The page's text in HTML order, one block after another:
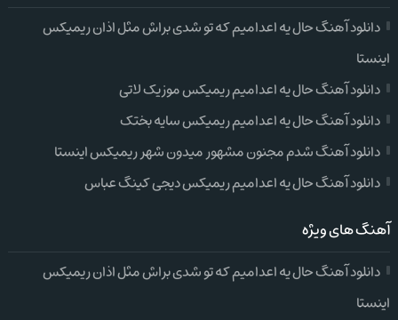
دانلود آهنگ حال یه اعدامیم که تو شدی براش مثل اذان ریمیکس
اینستا
دانلود آهنگ حال یه اعدامیم ریمیکس موزیک لاتی
دانلود آهنگ حال یه اعدامیم ریمیکس سایه بختک
دانلود آهنگ شدم مجنون مشهور میدون شهر ریمیکس اینستا
دانلود آهنگ حال یه اعدامیم ریمیکس دیجی کینگ عباس
آهنگ های ویژه
دانلود آهنگ حال یه اعدامیم که تو شدی براش مثل اذان ریمیکس
اینستا